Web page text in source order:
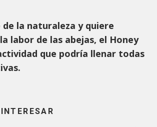
de la naturaleza y quiere
labor de las abejas, el Honey
que podría llenar todas